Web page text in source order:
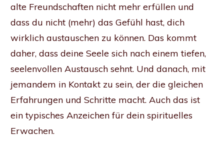
alte Freundschaften nicht mehr erfüllen und
dass du nicht (mehr) das Gefühl hast, dich
wirklich austauschen zu können. Das kommt
daher, dass deine Seele sich nach einem tiefen,
seelenvollen Austausch sehnt. Und danach, mit
jemandem in Kontakt zu sein, der die gleichen
Erfahrungen und Schritte macht. Auch das ist
ein typisches Anzeichen für dein spirituelles
Erwachen.